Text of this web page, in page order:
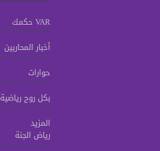
VAR حكمك
أخبار المحاربين
حوارات
بكل روح رياضية
المزيد
رياض الجنة